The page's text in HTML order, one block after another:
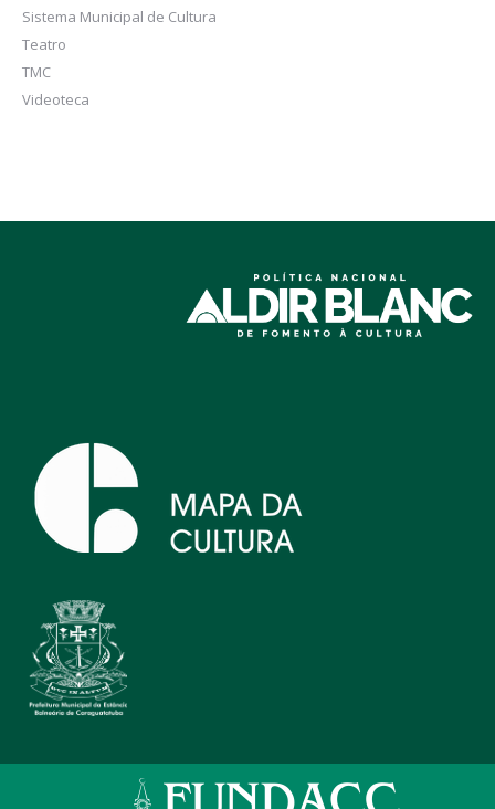
Sistema Municipal de Cultura
Teatro
TMC
Videoteca